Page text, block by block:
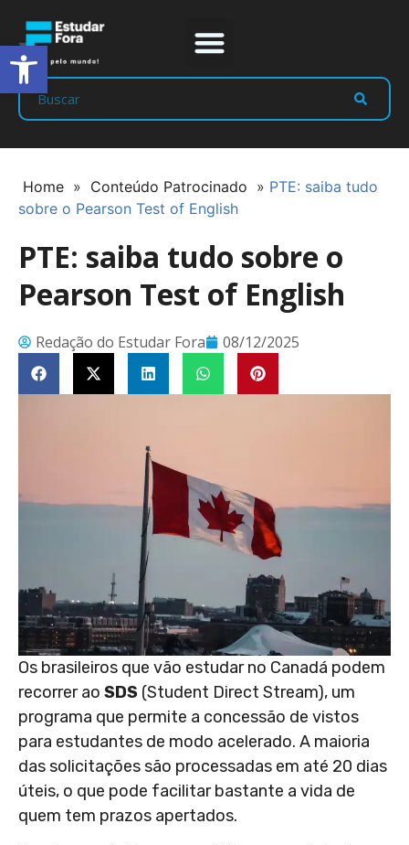
Home » Conteúdo Patrocinado » PTE: saiba tudo
sobre o Pearson Test of English
PTE: saiba tudo sobre o
Pearson Test of English
Redação do Estudar Fora 08/12/2025
Os brasileiros que vão estudar no Canadá podem
recorrer ao SDS (Student Direct Stream), um
programa que permite a concessão de vistos
para estudantes de modo acelerado. A maioria
das solicitações são processadas em até 20 dias
úteis, o que pode facilitar bastante a vida de
quem tem prazos apertados.
Abrir a barra de ferramentas